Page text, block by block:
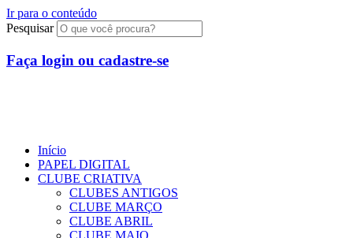
Ir para o conteúdo
Pesquisar
Faça login ou cadastre-se
Início
PAPEL DIGITAL
CLUBE CRIATIVA
CLUBES ANTIGOS
CLUBE MARÇO
CLUBE ABRIL